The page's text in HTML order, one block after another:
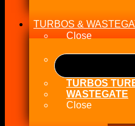
TURBOS &
Close
TURBOS
WASTEGATE
Close